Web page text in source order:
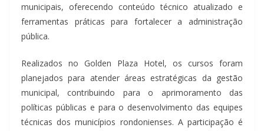
municipais, oferecendo conteúdo técnico atualizado e
ferramentas práticas para fortalecer a administração
pública.
Realizados no Golden Plaza Hotel, os cursos foram
planejados para atender áreas estratégicas da gestão
municipal, contribuindo para o aprimoramento das
políticas públicas e para o desenvolvimento das equipes
técnicas dos municípios rondonienses. A participação é